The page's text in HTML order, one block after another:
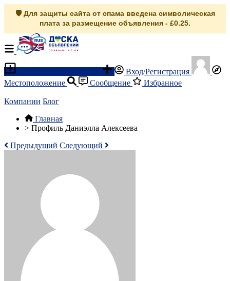
🛡️ Для защиты сайта от спама введена символическая
плата за размещение объявления - £0.25.
Вход/Регистрация
Местоположение
Сообщение Избранное
Компании Блог
Главная
> Профиль Даниэлла Алексеева
Предыдущий Следующий